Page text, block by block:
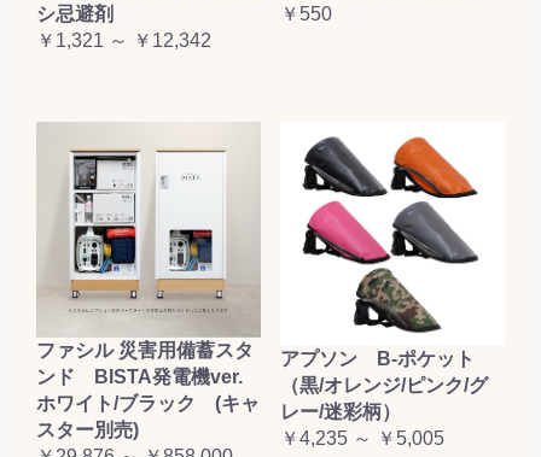
シ忌避剤
￥1,321 ～ ￥12,342
￥550
ファシル 災害用備蓄スタ
ンド BISTA発電機ver.
ホワイト/ブラック (キャ
スター別売)
アプソン B-ポケット
（黒/オレンジ/ピンク/グ
レー/迷彩柄）
￥4,235 ～ ￥5,005